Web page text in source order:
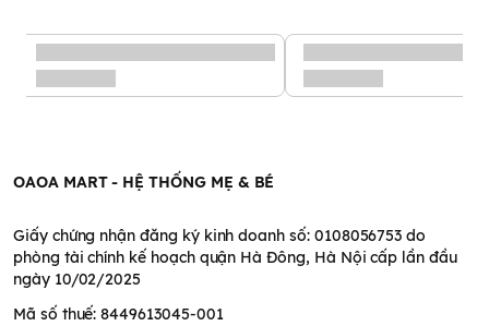
Không dùng thìa khi có dấu hiệu rách, hỏng.
Tránh để gần nguồn nhiệt cao trong thời gian dài.
Luôn có sự giám sát của người lớn khi bé sử dụng.
OAOA MART - HỆ THỐNG MẸ & BÉ
Giấy chứng nhận đăng ký kinh doanh số: 0108056753 do
phòng tài chính kế hoạch quận Hà Đông, Hà Nội cấp lần đầu
ngày 10/02/2025
Mã số thuế: 8449613045-001